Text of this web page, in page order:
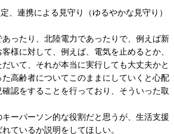
、連携による見守り（ゆるやかな見守り）
ったり、北陸電力であったりで、例えば新
様に対して、例えば、電気を止めるとか、
いて、それが本当に実行しても大丈夫かと
高齢者についてこのままにしていくと心配
認をすることを行っており、そういった取
ーパーソン的な役割だと思うが、生活支援
ているか説明をしてほしい。